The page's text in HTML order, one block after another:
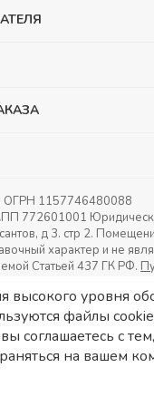
ОГРН 1157746480088
772601001
д 3. стр 2.
характер и не
Статьей 437 ГК РФ.
высокого уровня
файлы
соглашаетесь с
на вашем